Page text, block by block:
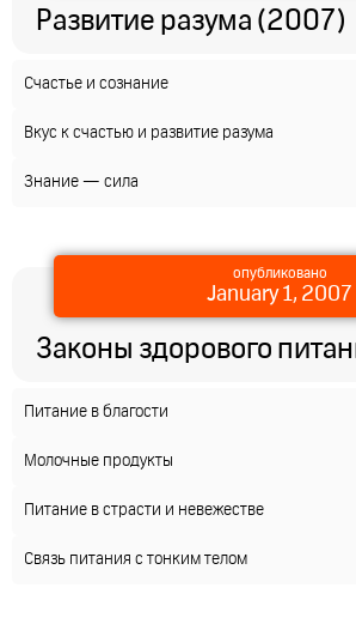
Развитие разума (2007)
Счастье и сознание
Вкус к счастью и развитие разума
Знание — сила
опубликовано
January 1, 2007
Законы здорового
Питание в благости
Молочные продукты
Питание в страсти и невежестве
Связь питания с тонким телом